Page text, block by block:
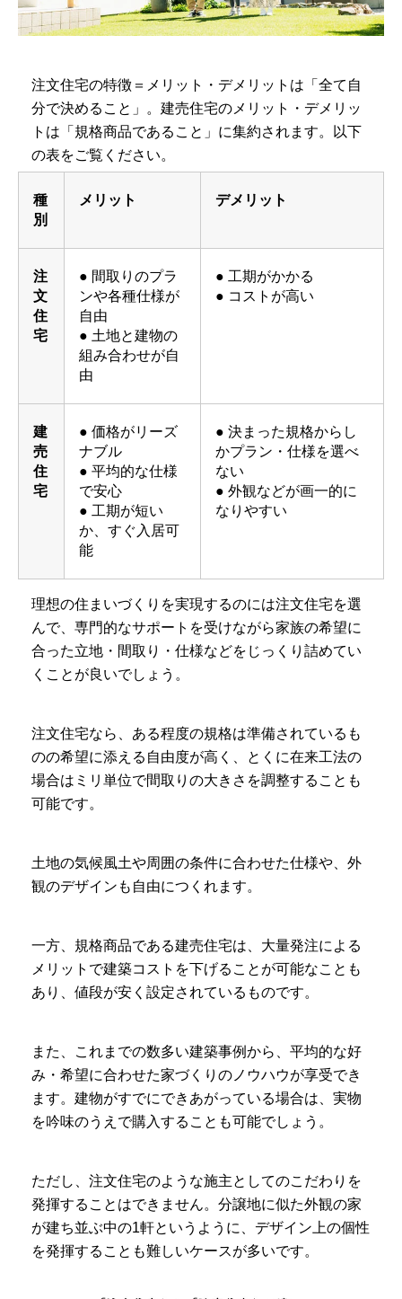
注文住宅の特徴＝メリット・デメリットは「全て自
分で決めること」。建売住宅のメリット・デメリッ
トは「規格商品であること」に集約されます。以下
の表をご覧ください。
種
別
メリット デメリット
注
文
住
宅
● 間取りのプラ
ンや各種仕様が
自由
● 土地と建物の
組み合わせが自
由
● 工期がかかる
● コストが高い
建
売
住
宅
● 価格がリーズ
ナブル
● 平均的な仕様
で安心
● 工期が短い
か、すぐ入居可
能
● 決まった規格からし
かプラン・仕様を選べ
ない
● 外観などが画一的に
なりやすい
理想の住まいづくりを実現するのには注文住宅を選
んで、専門的なサポートを受けながら家族の希望に
合った立地・間取り・仕様などをじっくり詰めてい
くことが良いでしょう。
注文住宅なら、ある程度の規格は準備されているも
のの希望に添える自由度が高く、とくに在来工法の
場合はミリ単位で間取りの大きさを調整することも
可能です。
土地の気候風土や周囲の条件に合わせた仕様や、外
観のデザインも自由につくれます。
一方、規格商品である建売住宅は、大量発注による
メリットで建築コストを下げることが可能なことも
あり、値段が安く設定されているものです。
また、これまでの数多い建築事例から、平均的な好
み・希望に合わせた家づくりのノウハウが享受でき
ます。建物がすでにできあがっている場合は、実物
を吟味のうえで購入することも可能でしょう。
ただし、注文住宅のような施主としてのこだわりを
発揮することはできません。分譲地に似た外観の家
が建ち並ぶ中の1軒というように、デザイン上の個性
を発揮することも難しいケースが多いです。